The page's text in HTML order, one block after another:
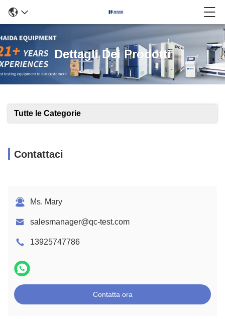
Dettagli Dei Prodotti
Tutte le Categorie
Contattaci
Ms. Mary
salesmanager@qc-test.com
13925747786
Contatta ora